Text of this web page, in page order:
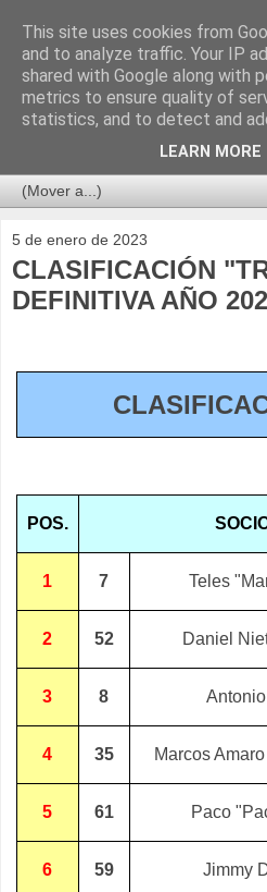
5 de enero de 2023
CLASIFICACIÓN
DEFINITIVA AÑO
POS.
1 7 Teles
2 52 Daniel
3 8
4 35 Marcos
5 61 Paco
6 59 Jimmy
This site uses cookies from
and to analyze traffic. Your IP
shared with Google along with
metrics to ensure quality of
statistics, and to detect and
LEARN MORE